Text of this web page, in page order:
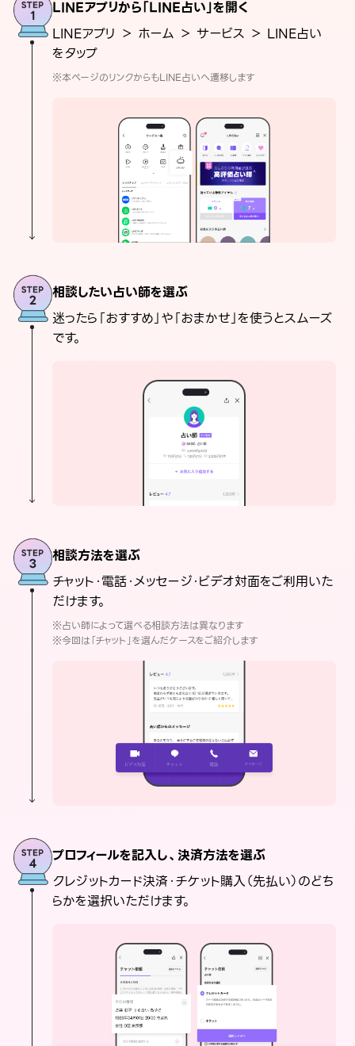
LINEアプリから「LINE占い」を開く
LINEアプリ ＞ ホーム ＞ サービス ＞ LINE占い
をタップ
※本ページのリンクからもLINE占いへ遷移します
相談したい占い師を選ぶ
迷ったら「おすすめ」や「おまかせ」を使うとスムーズ
です。
相談方法を選ぶ
チャット・電話・メッセージ・ビデオ対面をご利用いた
だけます。
※占い師によって選べる相談方法は異なります
※今回は「チャット」を選んだケースをご紹介します
プロフィールを記入し、決済方法を選ぶ
クレジットカード決済・チケット購入（先払い）のどち
らかを選択いただけます。